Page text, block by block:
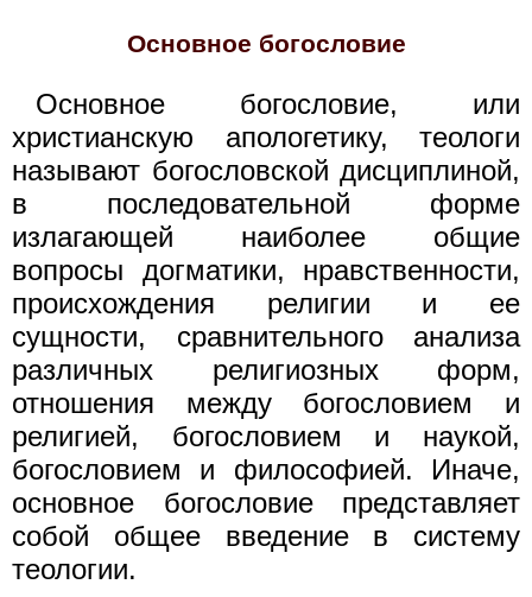
Основное богословие
Основное богословие, или
христианскую апологетику, теологи
называют богословской дисциплиной,
в последовательной форме
излагающей наиболее общие
вопросы догматики, нравственности,
происхождения религии и ее
сущности, сравнительного анализа
различных религиозных форм,
отношения между богословием и
религией, богословием и наукой,
богословием и философией. Иначе,
основное богословие представляет
собой общее введение в систему
теологии.